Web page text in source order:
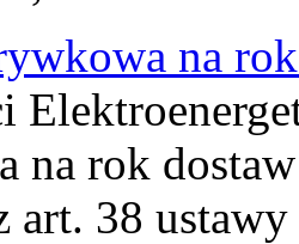
na rok
na rok
art. 38